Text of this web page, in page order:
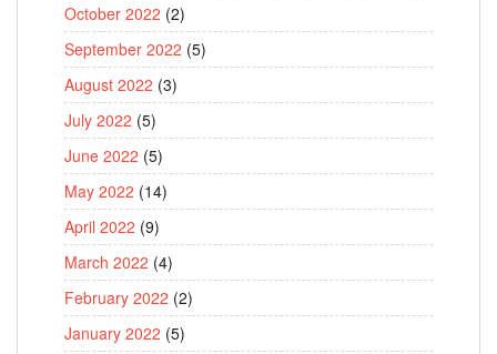
October 2022 (2)
September 2022 (5)
August 2022 (3)
July 2022 (5)
June 2022 (5)
May 2022 (14)
April 2022 (9)
March 2022 (4)
February 2022 (2)
January 2022 (5)